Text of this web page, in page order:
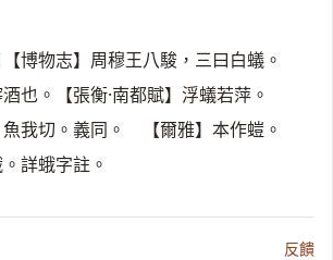
博物志】周穆王八駿，三曰白蟻。
也。【張衡·南都賦】浮蟻若萍。
我切。義同。 【爾雅】本作螘。
詳蛾字註。
反饋